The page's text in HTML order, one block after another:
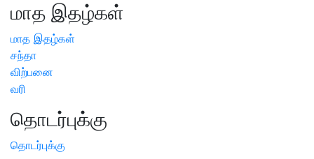
மாத இதழ்கள்
மாத இதழ்கள்
சந்தா
விற்பனை
வரி
தொடர்புக்கு
தொடர்புக்கு